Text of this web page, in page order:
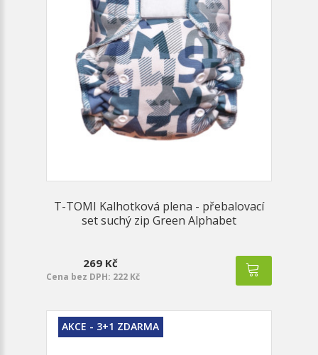
T-TOMI Kalhotková plena - přebalovací
set suchý zip Green Alphabet
269 Kč
Cena bez DPH: 222 Kč
AKCE - 3+1 ZDARMA